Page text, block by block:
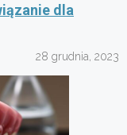
dla
28 grudnia, 2023